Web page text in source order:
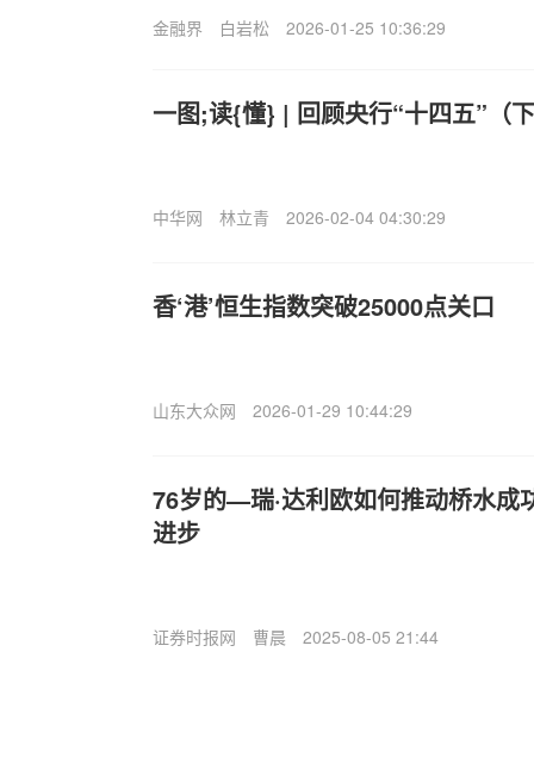
金融界 白岩松 2026-01-25 10:36:29
一图;读{懂} | 回顾央行“十四五”（
中华网 林立青 2026-02-04 04:30:29
香‘港’恒生指数突破25000点关口
山东大众网 2026-01-29 10:44:29
76岁的—瑞·达利欧如何推动桥水成
进步
证券时报网 曹晨 2025-08-05 21:44